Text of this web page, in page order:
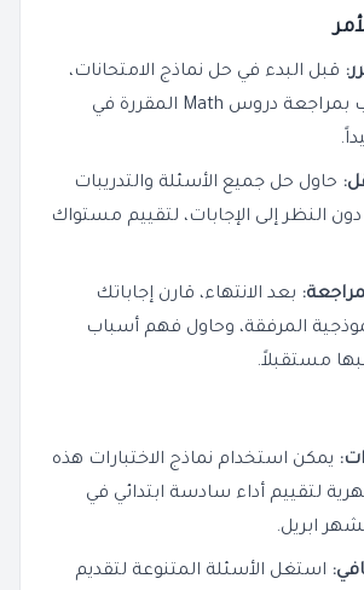
قبل البدء في حل نماذج الامتحانات،
يُنصح الطلاب بمراجعة دروس Math المقررة في
حاول حل جميع الأسئلة والتدريبات
دون النظر إلى الإجابات، لتقييم مستواك
بعد الانتهاء، قارن إجاباتك
المرفقة، وحاول فهم أسباب
مستقبلاً.
يمكن استخدام نماذج الاختبارات هذه
لتقييم أداء سادسة ابتدائي في
ابريل.
استغل الأسئلة المتنوعة لتقديم